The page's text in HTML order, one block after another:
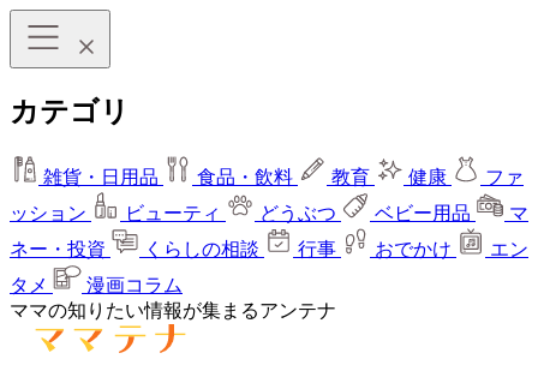
カテゴリ
雑貨・日用品 食品・飲料 教育 健康
ファ
ッション
ビューティ どうぶつ ベビー用品
マ
ネー・投資
くらしの相談 行事 おでかけ
エン
タメ
漫画コラム
ママの知りたい情報が集まるアンテナ